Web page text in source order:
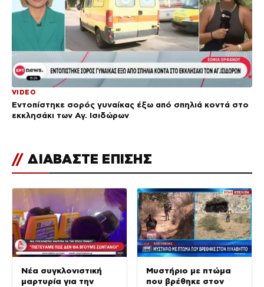
VIDEO
Εντοπίστηκε σορός γυναίκας έξω από σπηλιά κοντά στο
εκκλησάκι των Αγ. Ισιδώρων
// ΔΙΑΒΑΣΤΕ ΕΠΙΣΗΣ
Νέα συγκλονιστική
μαρτυρία για την
Μυστήριο με πτώμα
που βρέθηκε στον